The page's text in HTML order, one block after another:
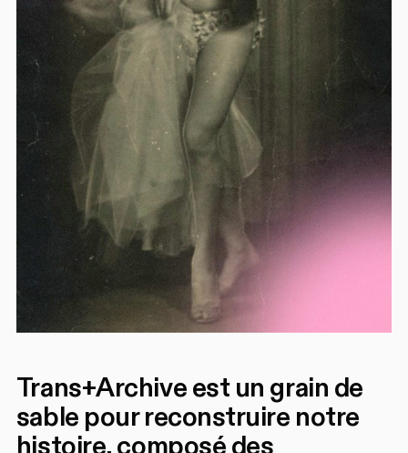
Trans+Archive est un grain de
sable pour reconstruire notre